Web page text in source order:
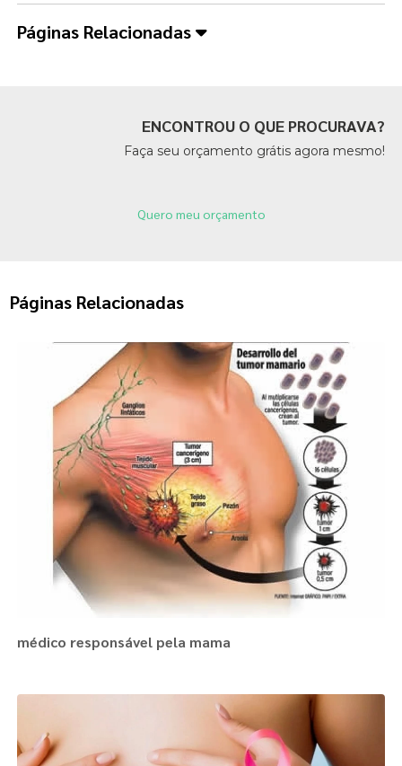
Páginas Relacionadas
ENCONTROU O QUE PROCURAVA?
Faça seu orçamento grátis agora mesmo!
Quero meu orçamento
Páginas Relacionadas
médico responsável pela mama